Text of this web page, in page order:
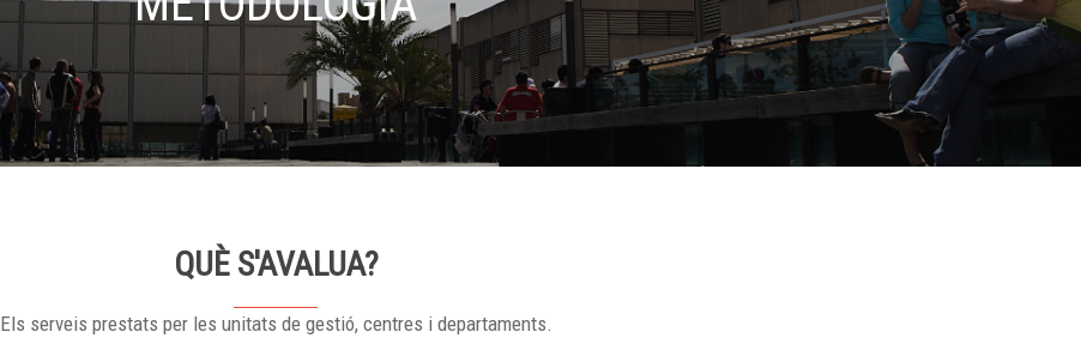
QUÈ S'AVALUA?
Els serveis prestats per les unitats de gestió, centres i departaments.